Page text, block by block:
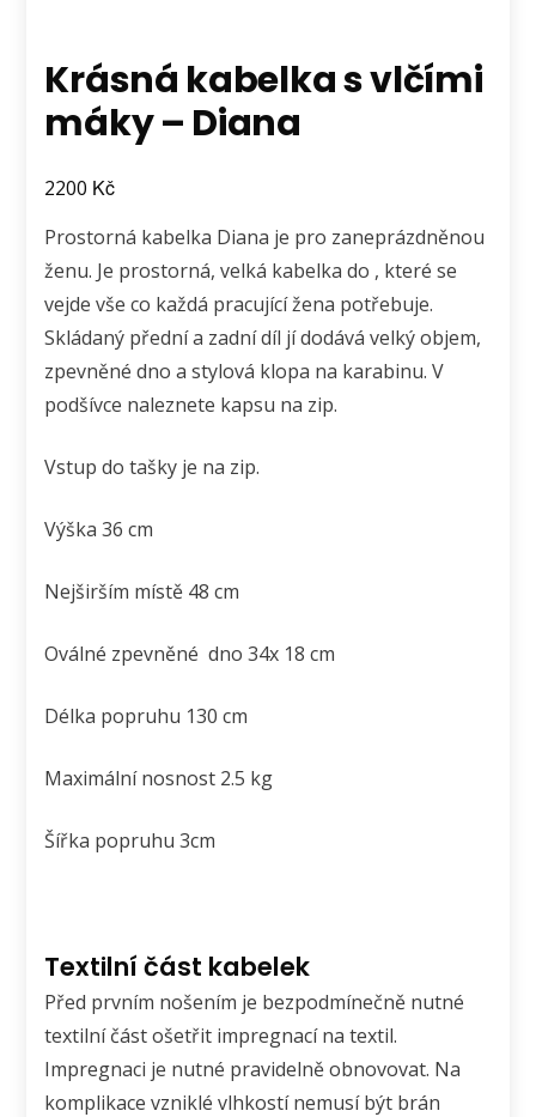
Krásná kabelka s vlčími
máky – Diana
2200 Kč
Prostorná kabelka Diana je pro zaneprázdněnou
ženu. Je prostorná, velká kabelka do , které se
vejde vše co každá pracující žena potřebuje.
Skládaný přední a zadní díl jí dodává velký objem,
zpevněné dno a stylová klopa na karabinu. V
podšívce naleznete kapsu na zip.
Vstup do tašky je na zip.
Výška 36 cm
Nejširším místě 48 cm
Oválné zpevněné dno 34x 18 cm
Délka popruhu 130 cm
Maximální nosnost 2.5 kg
Šířka popruhu 3cm
Textilní část kabelek
Před prvním nošením je bezpodmínečně nutné
textilní část ošetřit impregnací na textil.
Impregnaci je nutné pravidelně obnovovat. Na
komplikace vzniklé vlhkostí nemusí být brán